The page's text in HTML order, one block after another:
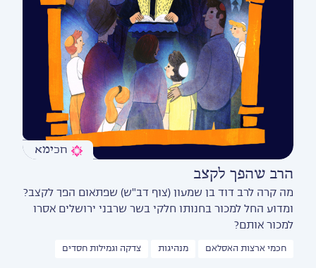
חכימא
הרב שהפך לקצב
מה קרה לרב דוד בן שמעון (צוף דב"ש) שפתאום הפך לקצב?
ומדוע החל למכור בחנותו חלקי בשר שרבני ירושלים אסרו
למכור אותם?
חכמי ארצות האסלאם מנהיגות צדקה וגמילות חסדים